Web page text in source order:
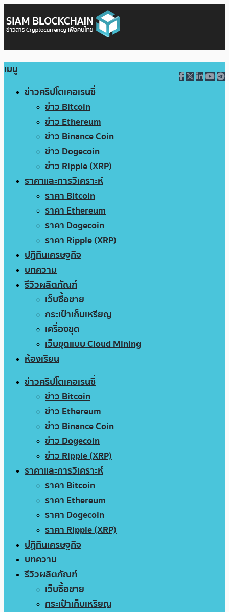
เมนู
ข่าวคริปโตเคอเรนซี่
ข่าว Bitcoin
ข่าว Ethereum
ข่าว Binance Coin
ข่าว Dogecoin
ข่าว Ripple (XRP)
ราคาและการวิเคราะห์
ราคา Bitcoin
ราคา Ethereum
ราคา Dogecoin
ราคา Ripple (XRP)
ปฏิทินเศรษฐกิจ
บทความ
รีวิวผลิตภัณฑ์
เว็บซื้อขาย
กระเป๋าเก็บเหรียญ
เครื่องขุด
เว็บขุดแบบ Cloud Mining
ห้องเรียน
ข่าวคริปโตเคอเรนซี่
ข่าว Bitcoin
ข่าว Ethereum
ข่าว Binance Coin
ข่าว Dogecoin
ข่าว Ripple (XRP)
ราคาและการวิเคราะห์
ราคา Bitcoin
ราคา Ethereum
ราคา Dogecoin
ราคา Ripple (XRP)
ปฏิทินเศรษฐกิจ
บทความ
รีวิวผลิตภัณฑ์
เว็บซื้อขาย
กระเป๋าเก็บเหรียญ